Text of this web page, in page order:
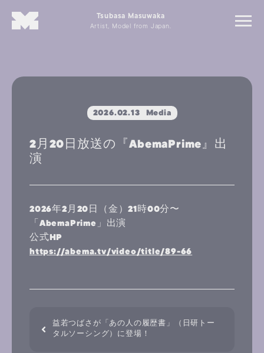
Tsubasa Masuwaka
Artist, Model from Japan.
2026.02.13 Media
2月20日放送の『AbemaPrime』出
演
2026年2月20日（金）21時00分〜
「AbemaPrime」出演
公式HP
https://abema.tv/video/title/89-66
益若つばさが「あの人の履歴書」（日研トー
タルソーシング）に登場！